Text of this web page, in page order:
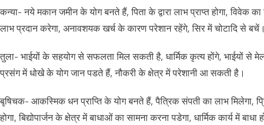
कन्या- नये मकान जमीन के योग बनते हैं, पिता के द्वारा लाभ प्राप्त होगा, विवेक का
लाभ प्रदान करेगा, अनावशयक खर्च के कारण परेशान रहेंगे, सिर में चोटादि से
तुला- भाईयों के सहयोग से सफलता मिल सकती है, धार्मिक कृत्य होंगे, भाईयों से
प्रसंग में धोखे के योग जान पडते हैं, नौकरी के क्षेत्र में परेशानी आ सकती है।
बृषिचक- आकस्मिक धन प्राप्ति के योग बनते हैं, पैत्रिक संपती का लाभ मिलेगा,
होगा, बिद्योपार्जन के क्षेत्र में बाधाओं का सामना करना पडेगा, धार्मिक कार्य में बाधा